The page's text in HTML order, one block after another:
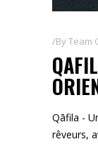
ByTeam
Qāfila -
rêveurs,